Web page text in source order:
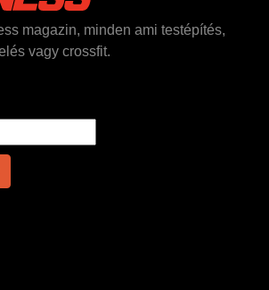
magazin, minden ami testépítés,
vagy crossfit.